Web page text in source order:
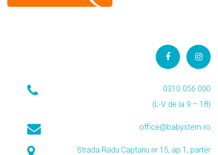
0310 056 000
(L-V de la 9 – 18)
office@babystem.ro
Strada Radu Captariu nr 15, ap 1, parter